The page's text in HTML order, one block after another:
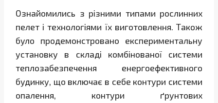
Ознайомились з різними типами рослинних
пелет і технологіями їх виготовлення. Також
було продемонстровано експериментальну
установку в складі комбінованої системи
теплозабезпечення енергоефективного
будинку, що включає в себе контури системи
опалення, контури ґрунтових